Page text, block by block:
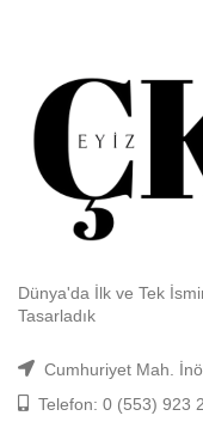
Dünya'da İlk ve Tek
Tasarladık
Cumhuriyet Mah.
Telefon: 0 (553) 923